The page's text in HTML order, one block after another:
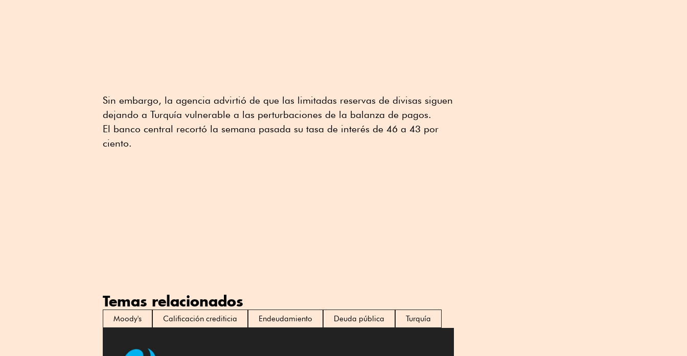
Sin embargo, la agencia advirtió de que las limitadas reservas de divisas siguen
dejando a Turquía vulnerable a las perturbaciones de la balanza de pagos.
El banco central recortó la semana pasada su tasa de interés de 46 a 43 por
ciento.
Temas relacionados
Moody's Calificación crediticia Endeudamiento Deuda pública Turquía